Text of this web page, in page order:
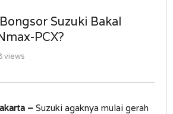
Suzuki
Bakal
'Pembunuh'
Suzuki Bakal
PCX?
views
– Suzuki agaknya mulai gerah